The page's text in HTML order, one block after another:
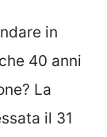
in
40 anni
La
il 31